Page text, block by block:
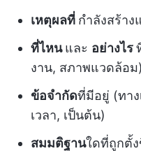
เหตุผลที่ กำลังสร้า
ที่ไหนและ อย่างไร
งาน, สภาพแวดล้อม)
ข้อจำกัดที่มีอยู่ (ทา
เวลา, เป็นต้น)
สมมติฐานใดที่ถูกตั้